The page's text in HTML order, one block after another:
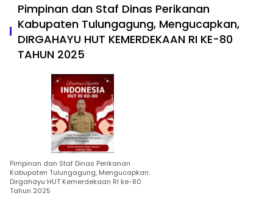
Pimpinan dan Staf Dinas Perikanan
Kabupaten Tulungagung, Mengucapkan,
DIRGAHAYU HUT KEMERDEKAAN RI KE-80
TAHUN 2025
Pimpinan dan Staf Dinas Perikanan
Kabupaten Tulungagung, Mengucapkan:
Dirgahayu HUT Kemerdekaan RI ke-80
Tahun 2025